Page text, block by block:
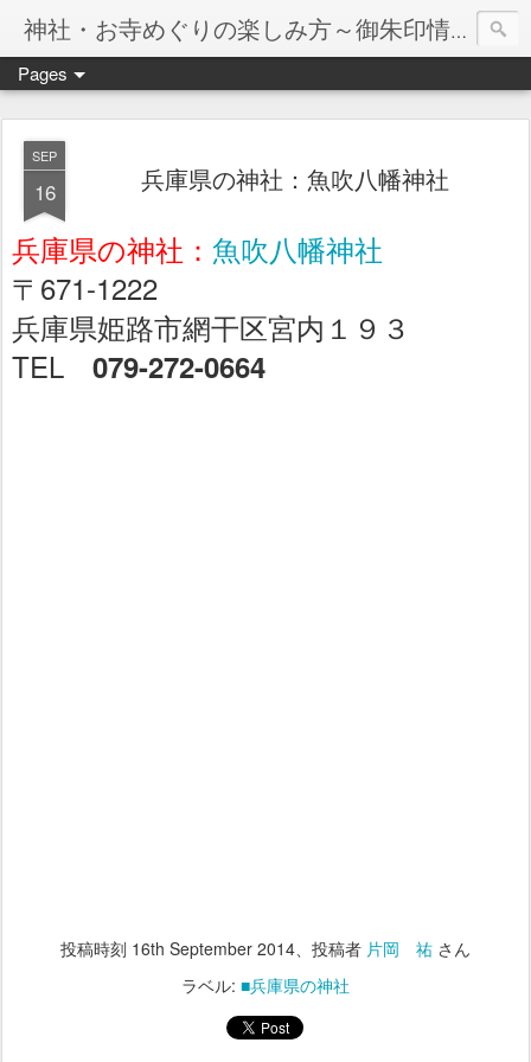
神社・お寺めぐりの楽しみ方～御朱印情報マップ～
Pages
SEP
16 兵庫県の神社：魚吹八幡神社
兵庫県の神社： 魚吹八幡神社
〒671-1222
兵庫県姫路市網干区宮内１９３
TEL 079-272-0664
投稿時刻 16th September 2014、投稿者 片岡 祐 さん
ラベル: ■兵庫県の神社